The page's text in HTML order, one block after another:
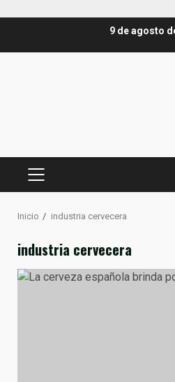
9 de agosto
MENÚ
Inicio industria cervecera
industria cervecera